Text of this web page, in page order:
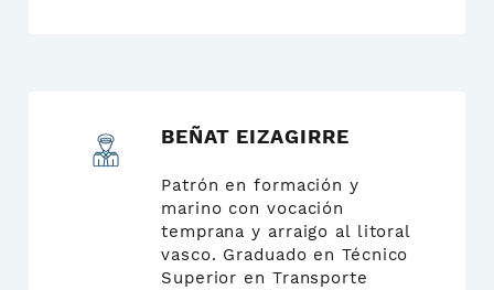
BEÑAT EIZAGIRRE
Patrón en formación y
marino con vocación
temprana y arraigo al litoral
vasco. Graduado en Técnico
Superior en Transporte